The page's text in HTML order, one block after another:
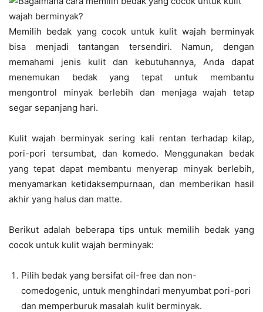
Memilih bedak yang cocok untuk kulit wajah berminyak
bisa menjadi tantangan tersendiri. Namun, dengan
memahami jenis kulit dan kebutuhannya, Anda dapat
menemukan bedak yang tepat untuk membantu
mengontrol minyak berlebih dan menjaga wajah tetap
segar sepanjang hari.
Kulit wajah berminyak sering kali rentan terhadap kilap,
pori-pori tersumbat, dan komedo. Menggunakan bedak
yang tepat dapat membantu menyerap minyak berlebih,
menyamarkan ketidaksempurnaan, dan memberikan hasil
akhir yang halus dan matte.
Berikut adalah beberapa tips untuk memilih bedak yang
cocok untuk kulit wajah berminyak:
Pilih bedak yang bersifat oil-free dan non-
comedogenic, untuk menghindari menyumbat pori-pori
dan memperburuk masalah kulit berminyak.